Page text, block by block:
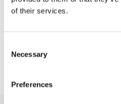
of their services.
Selection
Necessary
Preferences
prekrasnom pogledu na
s raznolikošću pejzaža